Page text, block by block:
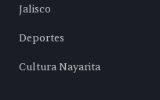
Jalisco
Deportes
Cultura Nayarita